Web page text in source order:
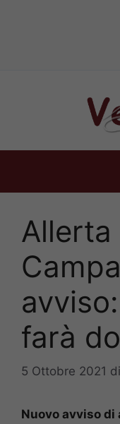
Allerta
farà
5 Ottobre 2021 di
Nuovo avviso di